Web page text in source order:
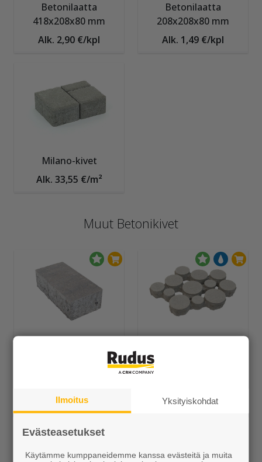
Betonilaatta
418x208x80 mm
Alk. 2,90 €/kpl
Betonilaatta
208x208x80 mm
Alk. 1,49 €/kpl
Milano-kivet
Alk. 33,55 €/m²
Muut Betonikivet
Ilmoitus Yksityiskohdat
Evästeasetukset
Käytämme kumppaneidemme kanssa evästeitä ja muita